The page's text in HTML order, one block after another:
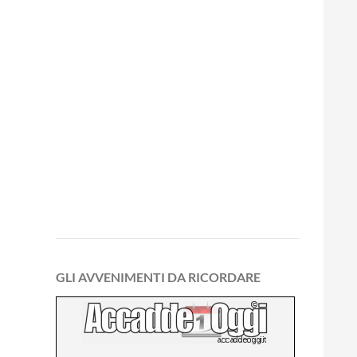
GLI AVVENIMENTI DA RICORDARE